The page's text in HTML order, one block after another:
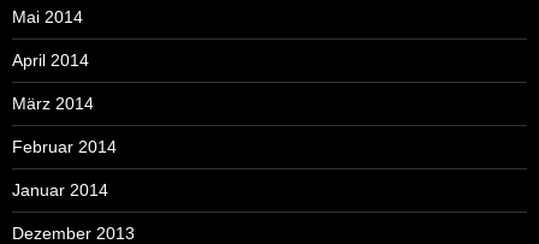
Mai 2014
April 2014
März 2014
Februar 2014
Januar 2014
Dezember 2013